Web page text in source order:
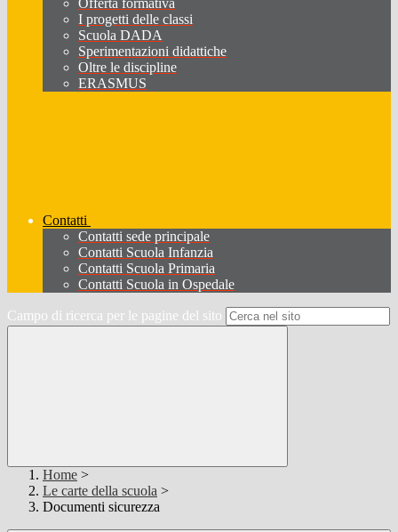
Offerta formativa
I progetti delle classi
Scuola DADA
Sperimentazioni didattiche
Oltre le discipline
ERASMUS
Contatti
Contatti sede principale
Contatti Scuola Infanzia
Contatti Scuola Primaria
Contatti Scuola in Ospedale
Campo di ricerca per le pagine del sito
Home >
Le carte della scuola >
Documenti sicurezza